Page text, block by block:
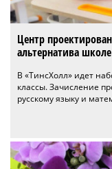
Центр
альтернатива школе
В «ТинсХолл» идет
классы. Зачисление
русскому языку и